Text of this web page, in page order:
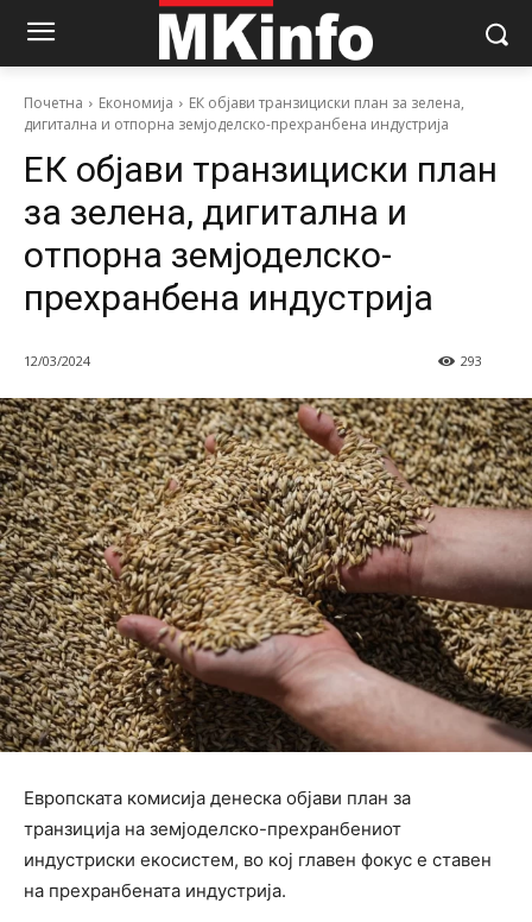
Почетна Економија
ЕК објави транзициски план за зелена,
дигитална и отпорна земјоделско-прехранбена индустрија
ЕК објави транзициски план
за зелена, дигитална и
отпорна земјоделско-
прехранбена индустрија
12/03/2024 293
Европската комисија денеска објави план за
транзиција на земјоделско-прехранбениот
индустриски екосистем, во кој главен фокус е ставен
на прехранбената индустрија.